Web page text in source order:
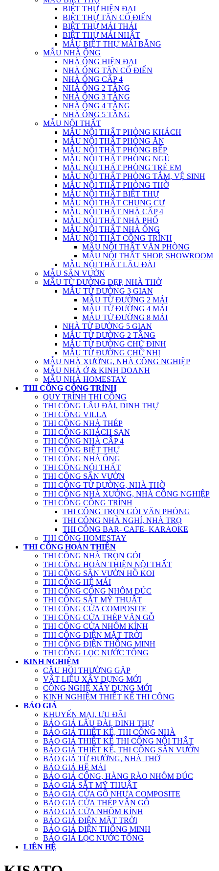
BIỆT THỰ HIỆN ĐẠI
BIỆT THỰ TÂN CỔ ĐIỂN
BIỆT THỰ MÁI THÁI
BIỆT THỰ MÁI NHẬT
MẪU BIỆT THỰ MÁI BẰNG
MẪU NHÀ ỐNG
NHÀ ỐNG HIỆN ĐẠI
NHÀ ỐNG TÂN CỔ ĐIỂN
NHÀ ỐNG CẤP 4
NHÀ ỐNG 2 TẦNG
NHÀ ỐNG 3 TẦNG
NHÀ ỐNG 4 TẦNG
NHÀ ỐNG 5 TẦNG
MẪU NỘI THẤT
MẪU NỘI THẤT PHÒNG KHÁCH
MẪU NỘI THẤT PHÒNG ĂN
MẪU NỘI THẤT PHÒNG BẾP
MẪU NỘI THẤT PHÒNG NGỦ
MẪU NỘI THẤT PHÒNG TRẺ EM
MẪU NỘI THẤT PHÒNG TẮM, VỆ SINH
MẪU NỘI THẤT PHÒNG THỜ
MẪU NỘI THẤT BIỆT THỰ
MẪU NỘI THẤT CHUNG CƯ
MẪU NỘI THẤT NHÀ CẤP 4
MẪU NỘI THẤT NHÀ PHỐ
MẪU NỘI THẤT NHÀ ỐNG
MẪU NỘI THẤT CÔNG TRÌNH
MẪU NỘI THẤT VĂN PHÒNG
MẪU NỘI THẤT SHOP, SHOWROOM
MẪU NỘI THẤT LÂU ĐÀI
MẪU SÂN VƯỜN
MẪU TỪ ĐƯỜNG ĐẸP, NHÀ THỜ
MẪU TỪ ĐƯỜNG 3 GIAN
MẪU TỪ ĐƯỜNG 2 MÁI
MẪU TỪ ĐƯỜNG 4 MÁI
MẪU TỪ ĐƯỜNG 8 MÁI
NHÀ TỪ ĐƯỜNG 5 GIAN
MẪU TỪ ĐƯỜNG 2 TẦNG
MẪU TỪ ĐƯỜNG CHỮ ĐINH
MẪU TỪ ĐƯỜNG CHỮ NHỊ
MẪU NHÀ XƯỞNG, NHÀ CÔNG NGHIỆP
MẪU NHÀ Ở & KINH DOANH
MẪU NHÀ HOMESTAY
THI CÔNG CÔNG TRÌNH
QUY TRÌNH THI CÔNG
THI CÔNG LÂU ĐÀI, DINH THỰ
THI CÔNG VILLA
THI CÔNG NHÀ THÉP
THI CÔNG KHÁCH SẠN
THI CÔNG NHÀ CẤP 4
THI CÔNG BIỆT THỰ
THI CÔNG NHÀ ỐNG
THI CÔNG NỘI THẤT
THI CÔNG SÂN VƯỜN
THI CÔNG TỪ ĐƯỜNG, NHÀ THỜ
THI CÔNG NHÀ XƯỞNG, NHÀ CÔNG NGHIỆP
THI CÔNG CÔNG TRÌNH
THI CÔNG TRỌN GÓI VĂN PHÒNG
THI CÔNG NHÀ NGHỈ, NHÀ TRỌ
THI CÔNG BAR- CAFE- KARAOKE
THI CÔNG HOMESTAY
THI CÔNG HOÀN THIỆN
THI CÔNG NHÀ TRỌN GÓI
THI CÔNG HOÀN THIỆN NỘI THẤT
THI CÔNG SÂN VƯỜN HỒ KOI
THI CÔNG HỆ MÁI
THI CÔNG CỔNG NHÔM ĐÚC
THI CÔNG SẮT MỸ THUẬT
THI CÔNG CỬA COMPOSITE
THI CÔNG CỬA THÉP VÂN GỖ
THI CÔNG CỬA NHÔM KÍNH
THI CÔNG ĐIỆN MẶT TRỜI
THI CÔNG ĐIỆN THÔNG MINH
THI CÔNG LỌC NƯỚC TỔNG
KINH NGHIỆM
CÂU HỎI THƯỜNG GẶP
VẬT LIỆU XÂY DỰNG MỚI
CÔNG NGHỆ XÂY DỰNG MỚI
KINH NGHIỆM THIẾT KẾ THI CÔNG
BÁO GIÁ
KHUYẾN MẠI, ƯU ĐÃI
BÁO GIÁ LÂU ĐÀI, DINH THỰ
BÁO GIÁ THIẾT KẾ, THI CÔNG NHÀ
BÁO GIÁ THIẾT KẾ THI CÔNG NỘI THẤT
BÁO GIÁ THIẾT KẾ, THI CÔNG SÂN VƯỜN
BÁO GIÁ TỪ ĐƯỜNG, NHÀ THỜ
BÁO GIÁ HỆ MÁI
BÁO GIÁ CỔNG, HÀNG RÀO NHÔM ĐÚC
BÁO GIÁ SẮT MỸ THUẬT
BÁO GIÁ CỬA GỖ NHỰA COMPOSITE
BÁO GIÁ CỬA THÉP VÂN GỖ
BÁO GIÁ CỬA NHÔM KÍNH
BÁO GIÁ ĐIỆN MẶT TRỜI
BÁO GIÁ ĐIỆN THÔNG MINH
BÁO GIÁ LỌC NƯỚC TỔNG
LIÊN HỆ